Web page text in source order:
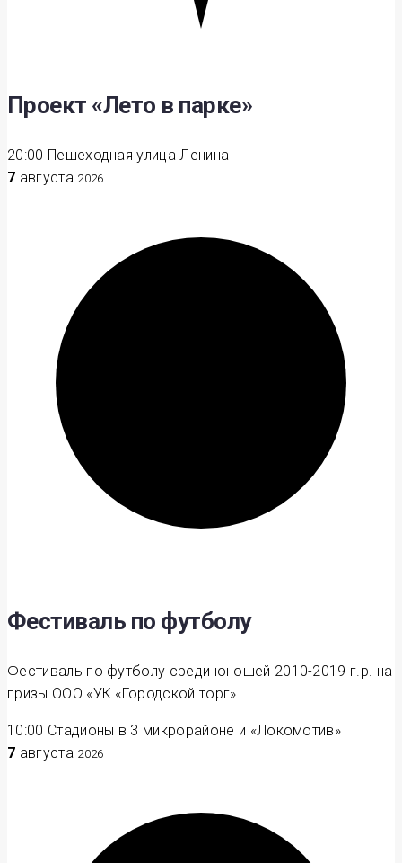
Проект «Лето в парке»
20:00 Пешеходная улица Ленина
7 августа 2026
Фестиваль по футболу
Фестиваль по футболу среди юношей 2010-2019 г.р. на
призы ООО «УК «Городской торг»
10:00 Стадионы в 3 микрорайоне и «Локомотив»
7 августа 2026